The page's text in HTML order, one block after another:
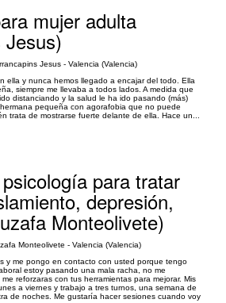
mujer adulta
Jesus)
Jesus - Valencia (Valencia)
ella y nunca hemos llegado a encajar del todo. Ella
siempre me llevaba a todos lados. A medida que
distanciando y la salud le ha ido pasando (más)
pequeña con agorafobia que no puede
trata de mostrarse fuerte delante de ella. Hace un...
para tratar
depresión,
Monteolivete)
Monteolivete - Valencia (Valencia)
y me pongo en contacto con usted porque tengo
estoy pasando una mala racha, no me
reforzaras con tus herramientas para mejorar. Mis
a viernes y trabajo a tres turnos, una semana de
de noches. Me gustaría hacer sesiones cuando voy